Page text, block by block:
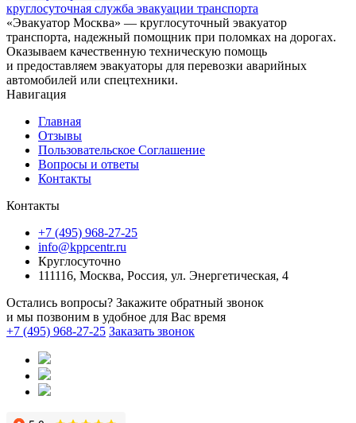
круглосуточная служба эвакуации транспорта
«Эвакуатор Москва» — круглосуточный эвакуатор
транспорта, надежный помощник при поломках на дорогах.
Оказываем качественную техническую помощь
и предоставляем эвакуаторы для перевозки аварийных
автомобилей или спецтехники.
Навигация
Главная
Отзывы
Пользовательское Соглашение
Вопросы и ответы
Контакты
Контакты
+7 (495) 968-27-25
info@kppcentr.ru
Круглосуточно
111116, Москва, Россия, ул. Энергетическая, 4
Остались вопросы? Закажите обратный звонок
и мы позвоним в удобное для Вас время
+7 (495) 968-27-25 Заказать звонок